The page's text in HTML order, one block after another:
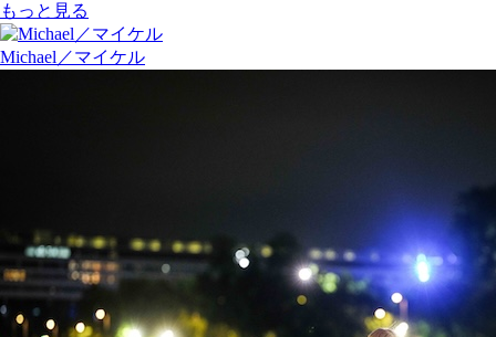
もっと見る
Michael／マイケル